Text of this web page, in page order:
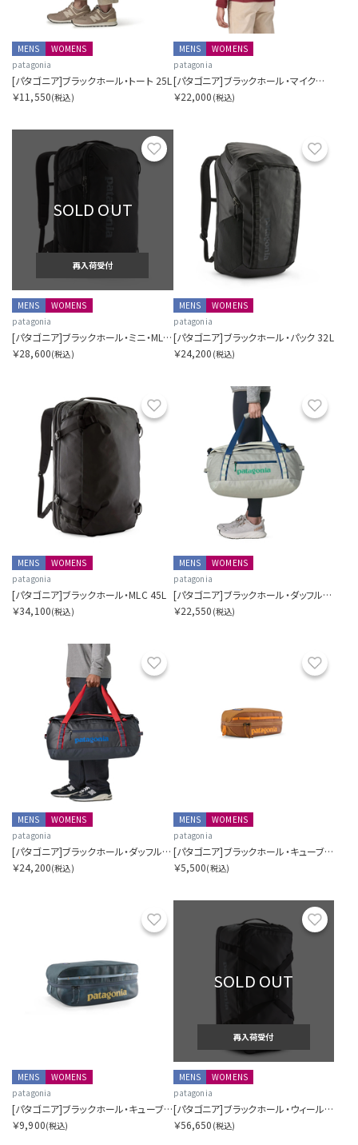
MENS
WOMENS
patagonia
[パタゴニア]ブラックホール・トート 25L
￥11,550(税込)
MENS
WOMENS
patagonia
[パタゴニア]ブラックホール・マイクロ・MLC 22L
￥22,000 (税込)
お気に入り
SOLD OUT
再入荷受付
MENS
WOMENS
patagonia
[パタゴニア]ブラックホール・ミニ・MLC 30L
￥28,600(税込)
MENS
WOMENS
patagonia
[パタゴニア]ブラックホール・パック 32L
￥24,200 (税込)
お気に入り
MENS
WOMENS
patagonia
[パタゴニア]ブラックホール・MLC 45L
￥34,100(税込)
MENS
WOMENS
patagonia
[パタゴニア]ブラックホール・ダッフル 40L
￥22,550 (税込)
お気に入り
MENS
WOMENS
patagonia
[パタゴニア]ブラックホール・ダッフル 55L
￥24,200(税込)
MENS
WOMENS
patagonia
[パタゴニア]ブラックホール・キューブ 3L
￥5,500(税込)
お気に入り
MENS
WOMENS
patagonia
[パタゴニア]ブラックホール・キューブ 14L
￥9,900(税込)
SOLD OUT
再入荷受付
MENS
WOMENS
patagonia
[パタゴニア]ブラックホール・ウィールド・ダッフル 70L
￥56,650 (税込)